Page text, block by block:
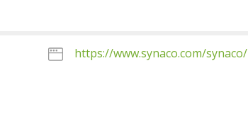
https://www.synaco.com/synaco/